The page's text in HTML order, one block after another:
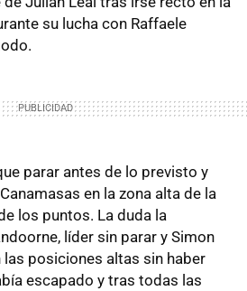
su lucha con Raffaele
parar antes de lo previsto y
en la zona alta de la
los puntos. La duda la
líder sin parar y Simon
las posiciones altas sin haber
escapado y tras todas las